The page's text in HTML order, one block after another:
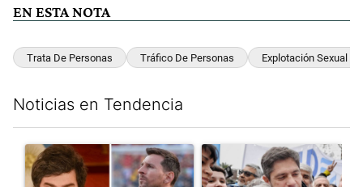
EN ESTA NOTA
Trata De Personas Tráfico De Personas Explotación Sexual
Noticias en Tendencia
Un artículo de tendencia con el título "Milei despidió a Jorge
Un artículo de tendencia con